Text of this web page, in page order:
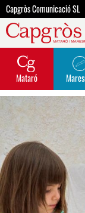
Capgròs Comunicació SL
Mataró